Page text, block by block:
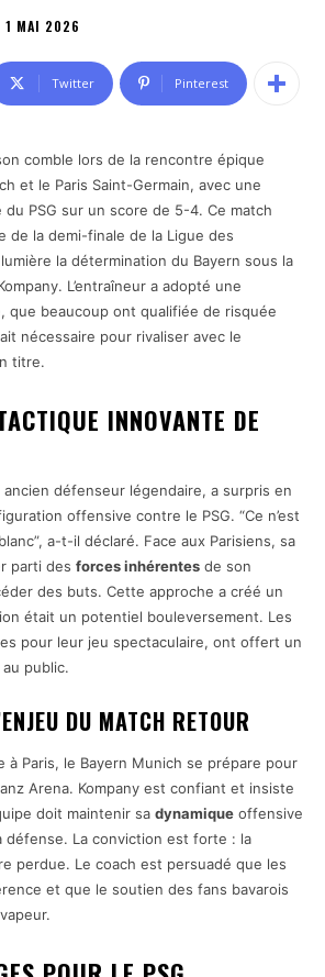
1 MAI 2026
Twitter Pinterest
comble lors de la rencontre épique
et le Paris Saint-Germain, avec une
PSG sur un score de 5-4. Ce match
de la demi-finale de la Ligue des
la détermination du Bayern sous la
L’entraîneur a adopté une
que beaucoup ont qualifiée de risquée
nécessaire pour rivaliser avec le
titre.
INNOVANTE DE
ancien défenseur légendaire, a surpris en
offensive contre le PSG. “Ce n’est
a-t-il déclaré. Face aux Parisiens, sa
parti des forces inhérentes de son
des buts. Cette approche a créé un
était un potentiel bouleversement. Les
pour leur jeu spectaculaire, ont offert un
public.
DU MATCH RETOUR
à Paris, le Bayern Munich se prépare pour
Arena. Kompany est confiant et insiste
doit maintenir sa dynamique offensive
La conviction est forte : la
perdue. Le coach est persuadé que les
et que le soutien des fans bavarois